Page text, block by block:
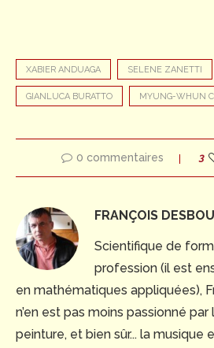
XABIER ANDUAGA SELENE ZANETTI
GIANLUCA BURATTO MYUNG-WHUN
0 commentaires 3
FRANÇOIS
Scientifique de
profession (il est
en mathématiques appliquées),
n’en est pas moins passionné par
peinture, et bien sûr... la musique